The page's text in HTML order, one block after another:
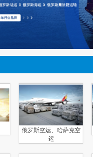
俄罗斯空运、哈萨克空
运